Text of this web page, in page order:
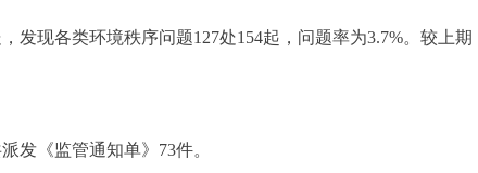
发现各类环境秩序问题127处154起，问题率为3.7%。较上
发《监管通知单》73件。